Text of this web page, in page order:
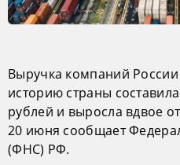
Выручка компаний России
историю страны
рублей и выросла вдвое
20 июня сообщает
(ФНС) РФ.